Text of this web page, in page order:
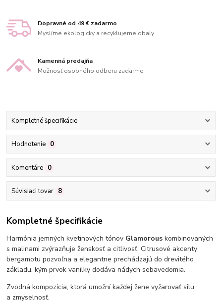
Dopravné od 49 € zadarmo
Myslíme ekologicky a recyklujeme obaly
Kamenná predajňa
Možnosť osobného odberu zadarmo
Kompletné špecifikácie
Hodnotenie 0
Komentáre 0
Súvisiaci tovar 8
Kompletné špecifikácie
Harmónia jemných kvetinových tónov Glamorous kombinovaných
s malinami zvýrazňuje ženskosť a citlivosť. Citrusové akcenty
bergamotu pozvoľna a elegantne prechádzajú do drevitého
základu, kým prvok vanilky dodáva nádych sebavedomia.
Zvodná kompozícia, ktorá umožní každej žene vyžarovať silu
a zmyselnosť.